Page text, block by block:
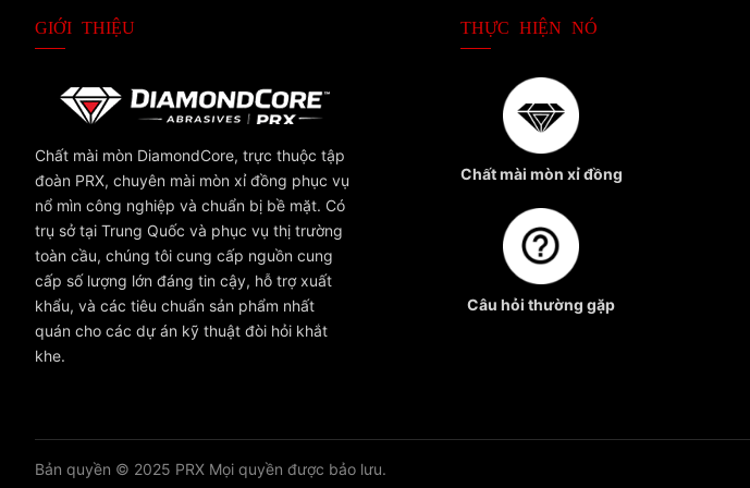
GIỚI THIỆU
Chất mài mòn DiamondCore, trực thuộc tập
đoàn PRX, chuyên mài mòn xỉ đồng phục vụ
nổ mìn công nghiệp và chuẩn bị bề mặt. Có
trụ sở tại Trung Quốc và phục vụ thị trường
toàn cầu, chúng tôi cung cấp nguồn cung
cấp số lượng lớn đáng tin cậy, hỗ trợ xuất
khẩu, và các tiêu chuẩn sản phẩm nhất
quán cho các dự án kỹ thuật đòi hỏi khắt
khe.
THỰC HIỆN NÓ
Chất mài mòn xỉ đồng
Câu hỏi thường gặp
Bản quyền © 2025 PRX Mọi quyền được bảo lưu.